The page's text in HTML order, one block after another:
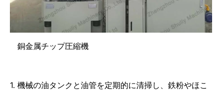
銅金属チップ圧縮機
1. 機械の油タンクと油管を定期的に清掃し、鉄粉やほこ